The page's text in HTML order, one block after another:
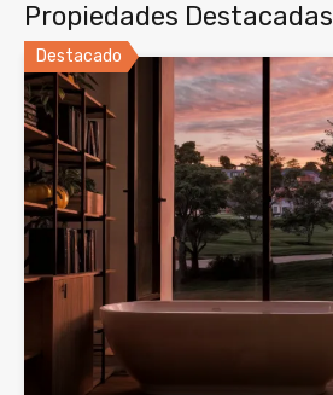
Propiedades Destacadas
Destacado